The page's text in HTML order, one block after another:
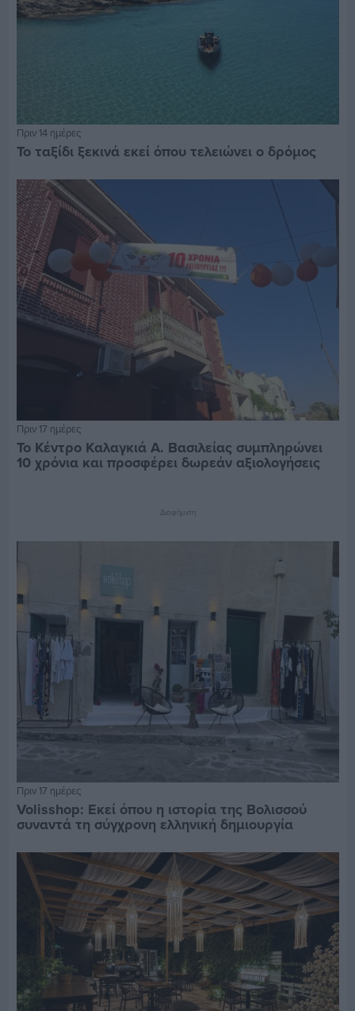
Πριν 14 ημέρες
Το ταξίδι ξεκινά εκεί όπου τελειώνει ο δρόμος
Πριν 17 ημέρες
Το Κέντρο Καλαγκιά Α. Βασιλείας συμπληρώνει
10 χρόνια και προσφέρει δωρεάν αξιολογήσεις
Διαφήμιση
Πριν 17 ημέρες
Volisshop: Εκεί όπου η ιστορία της Βολισσού
συναντά τη σύγχρονη ελληνική δημιουργία